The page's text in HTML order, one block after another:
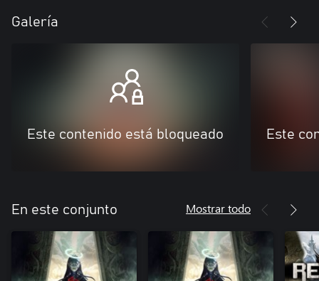
Galería
Este contenido está bloqueado Este
En este conjunto Mostrar todo